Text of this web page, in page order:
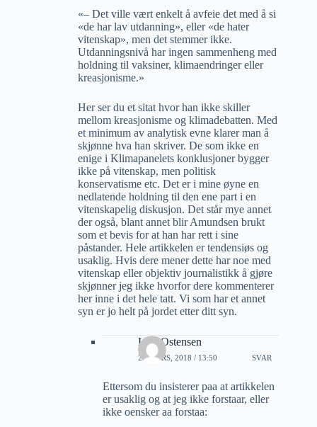
«– Det ville vært enkelt å avfeie det med å si
«de har lav utdanning», eller «de hater
vitenskap», men det stemmer ikke.
Utdanningsnivå har ingen sammenheng med
holdning til vaksiner, klimaendringer eller
kreasjonisme.»
Her ser du et sitat hvor han ikke skiller
mellom kreasjonisme og klimadebatten. Med
et minimum av analytisk evne klarer man å
skjønne hva han skriver. De som ikke en
enige i Klimapanelets konklusjoner bygger
ikke på vitenskap, men politisk
konservatisme etc. Det er i mine øyne en
nedlatende holdning til den ene part i en
vitenskapelig diskusjon. Det står mye annet
der også, blant annet blir Amundsen brukt
som et bevis for at han har rett i sine
påstander. Hele artikkelen er tendensiøs og
usaklig. Hvis dere mener dette har noe med
vitenskap eller objektiv journalistikk å gjøre
skjønner jeg ikke hvorfor dere kommenterer
her inne i det hele tatt. Vi som har et annet
syn er jo helt på jordet etter ditt syn.
Lars Ostensen
21 MARS, 2018 / 13:50 SVAR
Ettersom du insisterer paa at artikkelen
er usaklig og at jeg ikke forstaar, eller
ikke oensker aa forstaa: